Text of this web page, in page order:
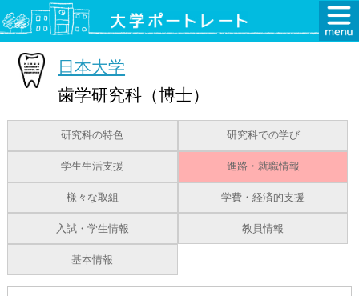
日本大学
歯学研究科（博士）
研究科の特色 研究科での学び
学生生活支援 進路・就職情報
様々な取組 学費・経済的支援
入試・学生情報 教員情報
基本情報